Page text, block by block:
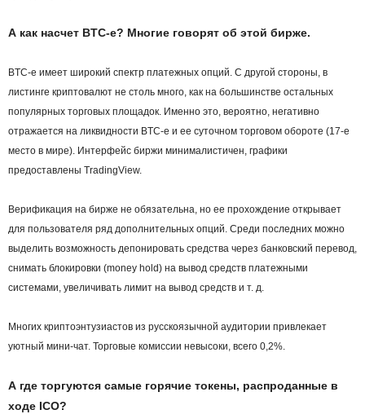
А как насчет BTC-e? Многие говорят об этой бирже.
BTC-e имеет широкий спектр платежных опций. С другой стороны, в
листинге криптовалют не столь много, как на большинстве остальных
популярных торговых площадок. Именно это, вероятно, негативно
отражается на ликвидности BTC-e и ее суточном торговом обороте (17-е
место в мире). Интерфейс биржи минималистичен, графики
предоставлены TradingView.
Верификация на бирже не обязательна, но ее прохождение открывает
для пользователя ряд дополнительных опций. Среди последних можно
выделить возможность депонировать средства через банковский перевод,
снимать блокировки (money hold) на вывод средств платежными
системами, увеличивать лимит на вывод средств и т. д.
Многих криптоэнтузиастов из русскоязычной аудитории привлекает
уютный мини-чат. Торговые комиссии невысоки, всего 0,2%.
А где торгуются самые горячие токены, распроданные в
ходе ICO?